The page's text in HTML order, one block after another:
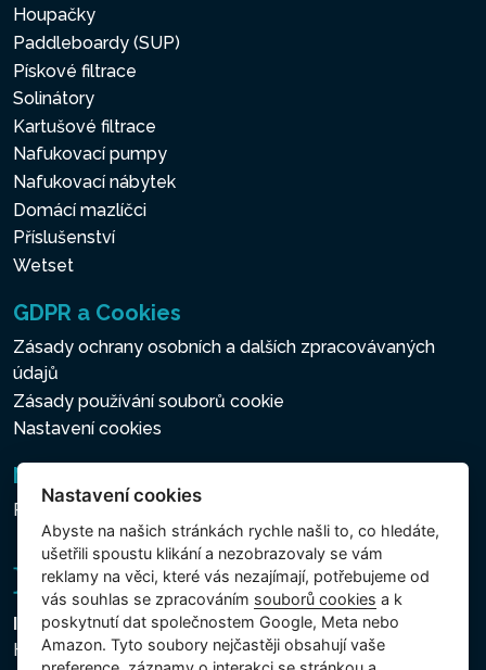
Houpačky
Paddleboardy (SUP)
Pískové filtrace
Solinátory
Kartušové filtrace
Nafukovací pumpy
Nafukovací nábytek
Domácí mazlíčci
Příslušenství
Wetset
GDPR a Cookies
Zásady ochrany osobních a dalších zpracovávaných
údajů
Zásady používání souborů cookie
Nastavení cookies
Newsletter
Přihlášení k odběru novinek
Intex Trading, s.r.o.
Hradecká 2526/3
Nastavení cookies
Abyste na našich stránkách rychle našli to, co hledáte,
ušetřili spoustu klikání a nezobrazovaly se vám
reklamy na věci, které vás nezajímají, potřebujeme od
vás souhlas se zpracováním souborů cookies a k
poskytnutí dat společnostem Google, Meta nebo
Amazon. Tyto soubory nejčastěji obsahují vaše